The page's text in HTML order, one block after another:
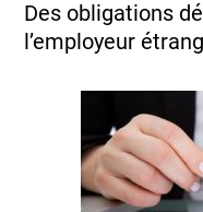
Des obligations
l’employeur